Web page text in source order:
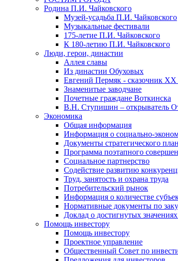
Родина П.И. Чайковского
Музей-усадьба П.И. Чайковского
Музыкальные фестивали
175-летие П.И. Чайковского
К 180-летию П.И. Чайковского
Люди, герои, династии
Аллея славы
Из династии Обуховых
Евгений Пермяк - сказочник XX
Знаменитые заводчане
Почетные граждане Воткинска
В.Н. Ступишин – открыватель
Экономика
Общая информация
Информация о социально-
Документы стратегического
Программа поэтапного
Социальное партнерство
Содействие развитию
Труд, занятость и охрана труда
Потребительский рынок
Информация о количестве
Нормативные документы по
Доклад о достигнутых
Помощь инвестору
Помощь инвестору
Проектное управление
Общественный Совет по